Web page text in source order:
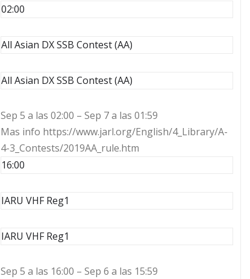
02:00
All Asian DX SSB Contest (AA)
All Asian DX SSB Contest (AA)
Sep 5 a las 02:00 – Sep 7 a las 01:59
Mas info https://www.jarl.org/English/4_Library/A-
4-3_Contests/2019AA_rule.htm
16:00
IARU VHF Reg1
IARU VHF Reg1
Sep 5 a las 16:00 – Sep 6 a las 15:59